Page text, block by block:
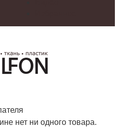
нет ни одного товара.